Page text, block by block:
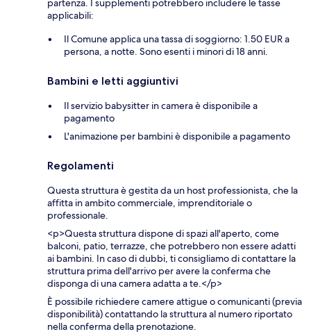
partenza. I supplementi potrebbero includere le tasse
applicabili:
Il Comune applica una tassa di soggiorno: 1.50 EUR a
persona, a notte. Sono esenti i minori di 18 anni.
Bambini e letti aggiuntivi
Il servizio babysitter in camera è disponibile a
pagamento
L'animazione per bambini è disponibile a pagamento
Regolamenti
Questa struttura è gestita da un host professionista, che la
affitta in ambito commerciale, imprenditoriale o
professionale.
<p>Questa struttura dispone di spazi all'aperto, come
balconi, patio, terrazze, che potrebbero non essere adatti
ai bambini. In caso di dubbi, ti consigliamo di contattare la
struttura prima dell'arrivo per avere la conferma che
disponga di una camera adatta a te.</p>
È possibile richiedere camere attigue o comunicanti (previa
disponibilità) contattando la struttura al numero riportato
nella conferma della prenotazione.